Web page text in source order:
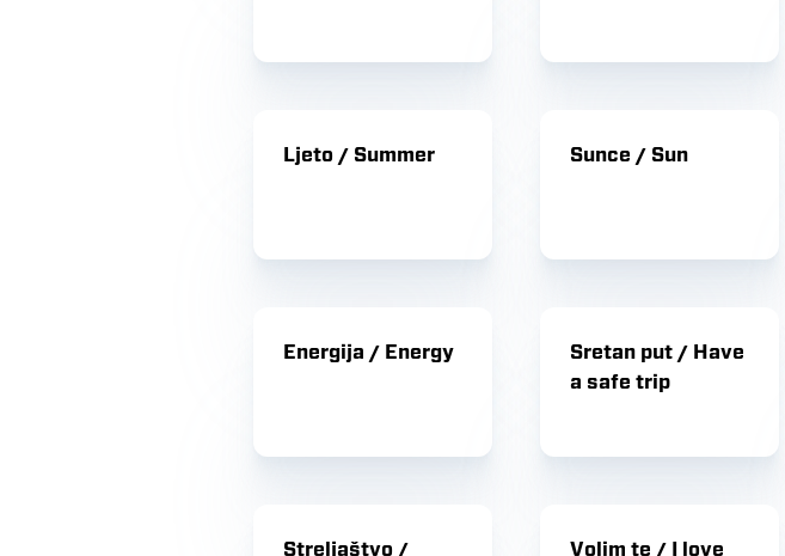
Ljeto / Summer Sunce / Sun
Energija / Energy
Sretan put / Have
a safe trip
Streljaštvo /
Volim te / I love